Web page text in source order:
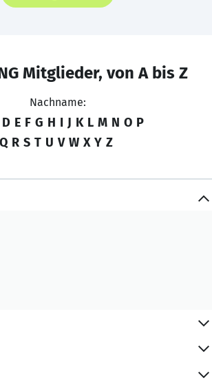
Mitglieder, von A bis Z
Nachname:
D E F G H I J K L M N O P
Q R S T U V W X Y Z